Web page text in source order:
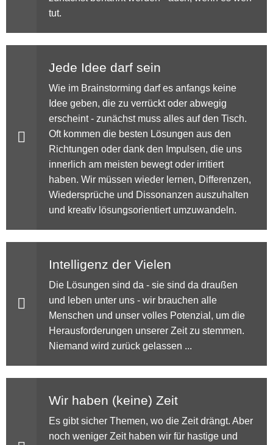
tut.
Jede Idee darf sein
Wie im Brainstorming darf es anfangs keine
Idee geben, die zu verrückt oder abwegig
erscheint - zunächst muss alles auf den Tisch.
Oft kommen die besten Lösungen aus den
Richtungen oder dank den Impulsen, die uns
innerlich am meisten bewegt oder irritiert
haben. Wir müssen wieder lernen, Differenzen,
Wiedersprüche und Dissonanzen auszuhalten
und kreativ lösungsorientiert umzuwandeln.
Intelligenz der Vielen
Die Lösungen sind da - sie sind da draußen
und leben unter uns - wir brauchen alle
Menschen und unser volles Potenzial, um die
Herausforderungen unserer Zeit zu stemmen.
Niemand wird zurück gelassen ...
Wir haben (keine) Zeit
Es gibt sicher Themen, wo die Zeit drängt. Aber
noch weniger Zeit haben wir für hastige und